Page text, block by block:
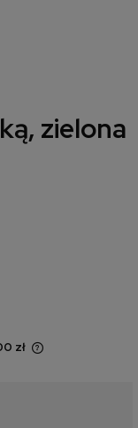
zielona
płatności
zł